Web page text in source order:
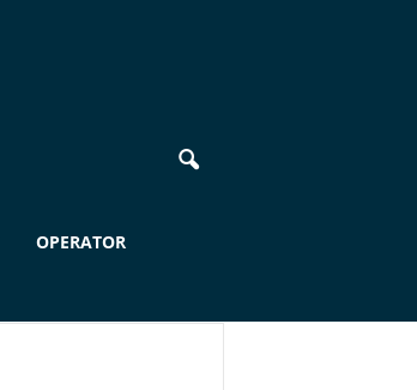
OPERATOR